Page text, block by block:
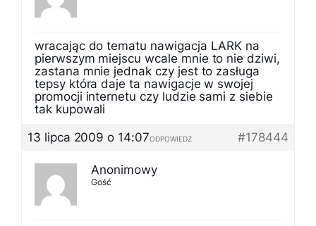
wracając do tematu nawigacja LARK na
pierwszym miejscu wcale mnie to nie dziwi,
zastana mnie jednak czy jest to zasługa
tepsy która daje ta nawigacje w swojej
promocji internetu czy ludzie sami z siebie
tak kupowali
13 lipca 2009 o 14:07
#178444
ODPOWIEDZ
Anonimowy
Gość